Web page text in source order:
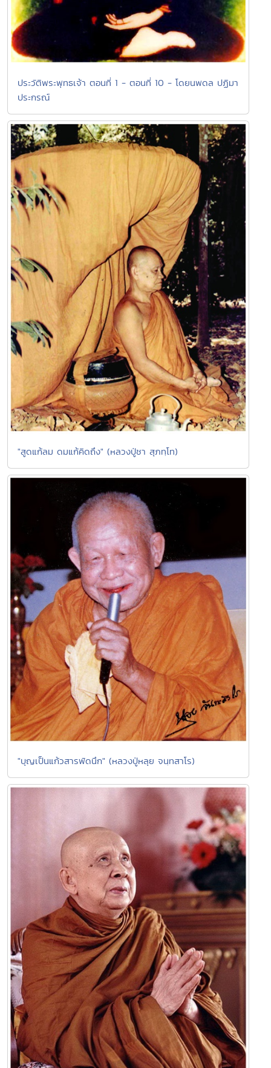
ประวัติพระพุทธเจ้า ตอนที่ 1 - ตอนที่ 10 - โดยนพดล ปฏิมา
ประกรณ์
"สูดแก้ลม ดมแก้คิดถึง" (หลวงปู่ชา สุภทฺโท)
"บุญเป็นแก้วสารพัดนึก" (หลวงปู่หลุย จนฺทสาโร)